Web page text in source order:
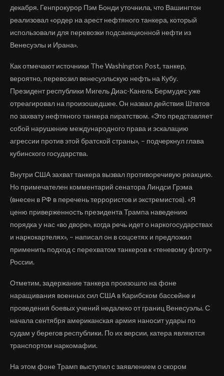
декабря. Генпрокурор Пэм Бонди уточнила, что Вашингтон
реализовал «ордер на арест нефтяного танкера, который
использовали для перевозки подсанкционной нефти из
Венесуэлы и Ирана».
Как отмечают источники The Washington Post, танкер,
вероятно, перевозил венесуэльскую нефть на Кубу.
Президент республики Мигель Диас-Канель Бермудес уже
отреагировал на произошедшее. Он назвал действия Штатов
по захвату нефтяного танкера пиратством. «Это представляет
собой нарушение международного права и эскалацию
агрессии против этой братской страны», – подчеркнул глава
кубинского государства.
Внутри США захват танкера вызвал противоречивую реакцию.
Но примечателен комментарий сенатора Линдси Грэма
(внесен в РФ в перечень террористов и экстремистов). «Я
ценю приверженность президента Трампа наведению
порядка у нас «во дворе», когда речь идет о наркогосударствах
и наркокартелях», – написал он в соцсетях и предложил
применить подход с перехватом танкеров к «теневому флоту»
России.
Отметим, задержание танкера произошло на фоне
наращивания военных сил США в Карибском бассейне и
проведения боевых учений недалеко от границ Венесуэлы. С
начала сентября американская армия наносит удары по
судам у берегов республики. По их версии, катера являются
транспортом наркомафии.
На этом фоне Трамп выступил с заявлением о скором